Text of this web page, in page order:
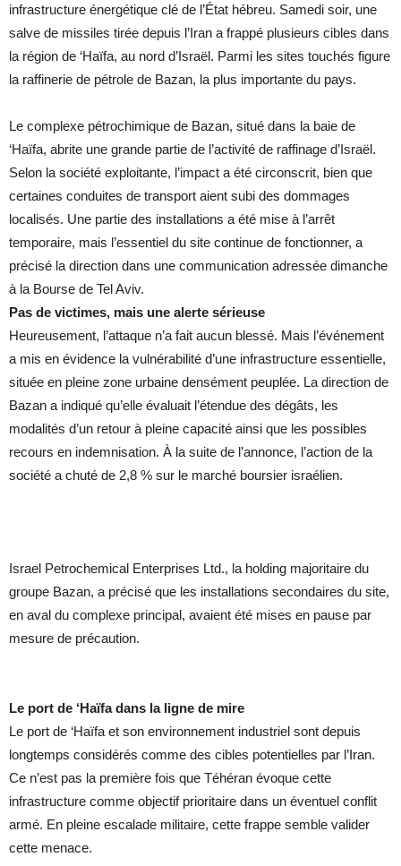
infrastructure énergétique clé de l’État hébreu. Samedi soir, une
salve de missiles tirée depuis l’Iran a frappé plusieurs cibles dans
la région de ‘Haïfa, au nord d’Israël. Parmi les sites touchés figure
la raffinerie de pétrole de Bazan, la plus importante du pays.
Le complexe pétrochimique de Bazan, situé dans la baie de
‘Haïfa, abrite une grande partie de l’activité de raffinage d’Israël.
Selon la société exploitante, l’impact a été circonscrit, bien que
certaines conduites de transport aient subi des dommages
localisés. Une partie des installations a été mise à l’arrêt
temporaire, mais l’essentiel du site continue de fonctionner, a
précisé la direction dans une communication adressée dimanche
à la Bourse de Tel Aviv.
Pas de victimes, mais une alerte sérieuse
Heureusement, l’attaque n’a fait aucun blessé. Mais l’événement
a mis en évidence la vulnérabilité d’une infrastructure essentielle,
située en pleine zone urbaine densément peuplée. La direction de
Bazan a indiqué qu’elle évaluait l’étendue des dégâts, les
modalités d’un retour à pleine capacité ainsi que les possibles
recours en indemnisation. À la suite de l’annonce, l’action de la
société a chuté de 2,8 % sur le marché boursier israélien.
Israel Petrochemical Enterprises Ltd., la holding majoritaire du
groupe Bazan, a précisé que les installations secondaires du site,
en aval du complexe principal, avaient été mises en pause par
mesure de précaution.
Le port de ‘Haïfa dans la ligne de mire
Le port de ‘Haïfa et son environnement industriel sont depuis
longtemps considérés comme des cibles potentielles par l’Iran.
Ce n’est pas la première fois que Téhéran évoque cette
infrastructure comme objectif prioritaire dans un éventuel conflit
armé. En pleine escalade militaire, cette frappe semble valider
cette menace.